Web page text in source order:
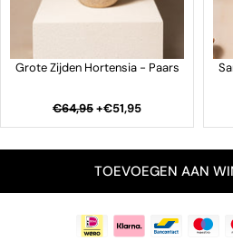
Grote Zijden Hortensia - Paars
€64,95+€51,95
TOEVOEGEN AAN